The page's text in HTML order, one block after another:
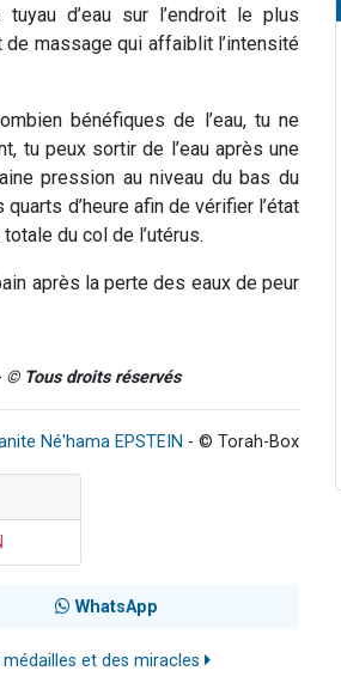
d’eau sur l’endroit le plus
massage qui affaiblit l’intensité
bénéfiques de l’eau, tu ne
tu peux sortir de l’eau après une
pression au niveau du bas du
d’heure afin de vérifier l’état
du col de l’utérus.
après la perte des eaux de peur
© Tous droits réservés
Né'hama EPSTEIN - © Torah-Box
WhatsApp
médailles et des miracles